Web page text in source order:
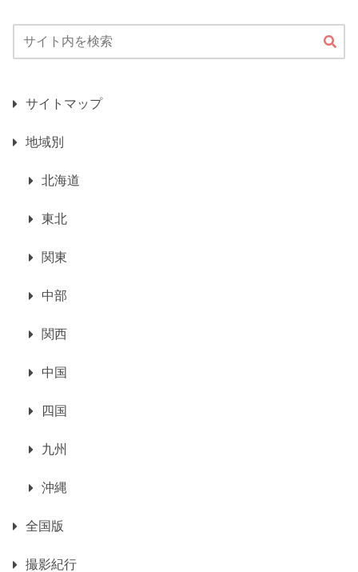
サイトマップ
地域別
北海道
東北
関東
中部
関西
中国
四国
九州
沖縄
全国版
撮影紀行